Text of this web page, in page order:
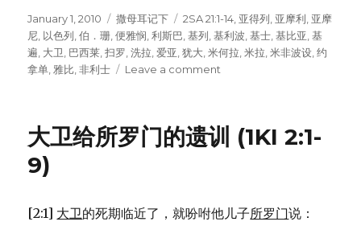
Posted
on
January 1, 2010 Categories
撒母耳记下 Tags
2SA 21:1-14 亚得列 亚摩利 亚摩
尼 以色列 ,伯．珊 ,便雅悯 ,利斯巴 ,基列 ,基利波 ,基士 ,基比亚 ,基
遍 大卫 巴西莱 ,扫罗 ,洗拉 ,爱亚 ,犹大 ,米何拉 ,米拉 ,米非波设 ,约
拿单 雅比 ,非利士 Leave a comment
死
(2SA
大卫给所罗门的遗训 (1KI 2:1-
9)
[2:1] 大卫的死期临近了，就吩咐他儿子所罗门说：